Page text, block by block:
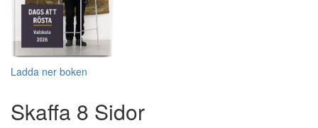
Ladda ner boken
Skaffa 8 Sidor